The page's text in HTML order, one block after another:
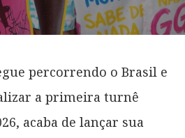
percorrendo o Brasil e
a primeira turnê
acaba de lançar sua